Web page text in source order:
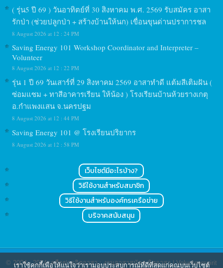
( รุ่น5 ปี 69 ) วันอาทิตย์ที่ 30 สิงหาคม พ.ศ. 2569 รับสมัคร อาสา
รักป่า (ช่วยปลูกป่า + สร้างบ้านให้นก) เขื่อนขุนด่านปราการชล
8 August 2026 at 12 : 24 PM
Saving Energy 101 Workshop Coordinator and Interpreter –
Volunteer
8 August 2026 at 12 : 22 PM
รุ่น 1 ปี 69 วันเสาร์ที่ 29 สิงหาคม 2569 อาสาทำดี แต้มสีเติมฝัน (
ซ่อมแซม + ทาสีอาคารเรียน ให้น้อง ) โรงเรียนบ้านห้วยรางเกตุ
อ.กำแพงแสน จ.นครปฐม
8 August 2026 at 12 : 44 PM
Saving Energy 101 @ โรงเรียนปริยากร
8 August 2026 at 12 : 58 PM
เว็บไซต์มีอะไรบ้าง?
วิธีใช้งานสำหรับสมาชิก
วิธีใช้งานสำหรับองค์กรเครือข่าย
บริจาคสนับสนุน
© 2004 - 2024เครือข่ายจิตอาสา : งานอาสาสมัคร จิตอาสา | Volunteerspirit
เราใช้คุกกี้เพื่อให้แน่ใจว่าเรามอบประสบการณ์ที่ดีที่สุดแก่คุณบนเว็บไซต์